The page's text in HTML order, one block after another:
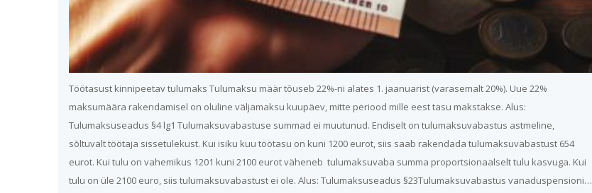
Töötasust kinnipeetav tulumaks Tulumaksu määr tõuseb 22%-ni alates 1. jaanuarist (varasemalt 20%). Uue 22%
maksumäära rakendamisel on oluline väljamaksu kuupäev, mitte periood mille eest tasu makstakse. Alus:
Tulumaksuseadus §4 lg1 Tulumaksuvabastuse summad ei muutunud. Endiselt on tulumaksuvabastus astmeline,
sõltuvalt töötaja sissetulekust. Kui isiku kuu töötasu on kuni 1200 eurot, siis saab rakendada tulumaksuvabastust 654
eurot. Kui tulu on vahemikus 1201 kuni 2100 eurot väheneb tulumaksuvaba summa proportsionaalselt tulu kasvuga. Kui
tulu on üle 2100 euro, siis tulumaksuvabastust ei ole. Alus: Tulumaksuseadus §23Tulumaksuvabastus vanaduspensioni…